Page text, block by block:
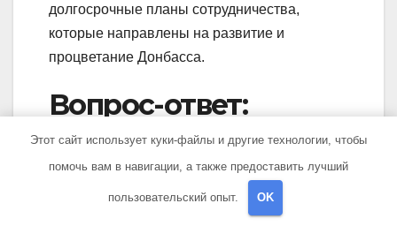
долгосрочные планы сотрудничества,
которые направлены на развитие и
процветание Донбасса.
Вопрос-ответ:
Этот сайт использует куки-файлы и другие технологии, чтобы
помочь вам в навигации, а также предоставить лучший
пользовательский опыт. OK